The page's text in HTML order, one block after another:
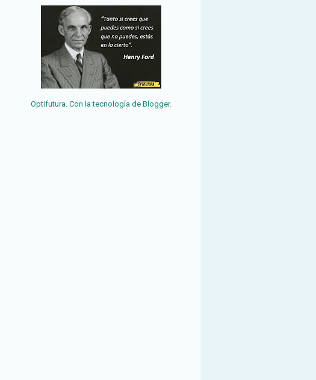
Optifutura. Con la tecnología de Blogger.